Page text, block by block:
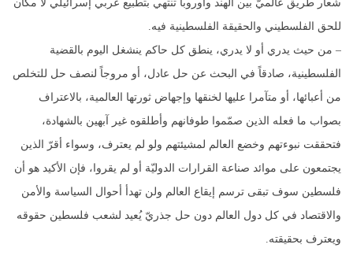
شعار طريق عالميّ بين الهند وأوروبا تنتهي بتطبيع عربي إسرائيلي لا مكان
للحق الفلسطيني والحقيقة الفلسطينية فيه.
– من حيث يدري أو لا يدري، ينطق كل حاكم ينشغل اليوم بالقضية
الفلسطينية، صادقاً في البحث عن حل عادل، أو مروجاً لنصف حل للتخلص
من أعبائها، أو متآمرا عليها لخنقها وإجهاض ثورتها العالمية، بالاعتراف
بصواب ما فعله الذين صمّموا طوفانهم وأطلقوه غير آبهين بالشهادة،
فتحققت نبوءتهم وخضع العالم لمشيئتهم ولو لم يعترف، وسواء أقرّ الذين
يجتمعون على موائد صناعة القرارات الدوليّة أو لم يقروا، فإن الأكيد هو أن
فلسطين سوف تبقى ترسم إيقاع العالم ولن تهدأ أحوال السياسة والأمن
والاقتصاد في كل دول العالم دون حل جذريّ يُعيد لشعب فلسطين حقوقه
ويعترف بحقيقته.